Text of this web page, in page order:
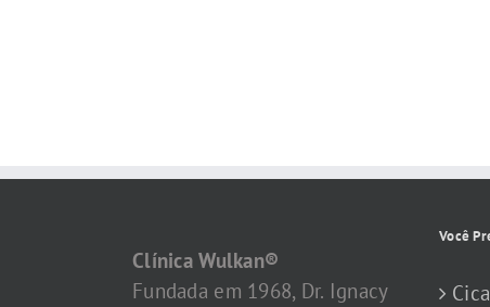
Clínica Wulkan®
Fundada em 1968, Dr. Ignacy
Você